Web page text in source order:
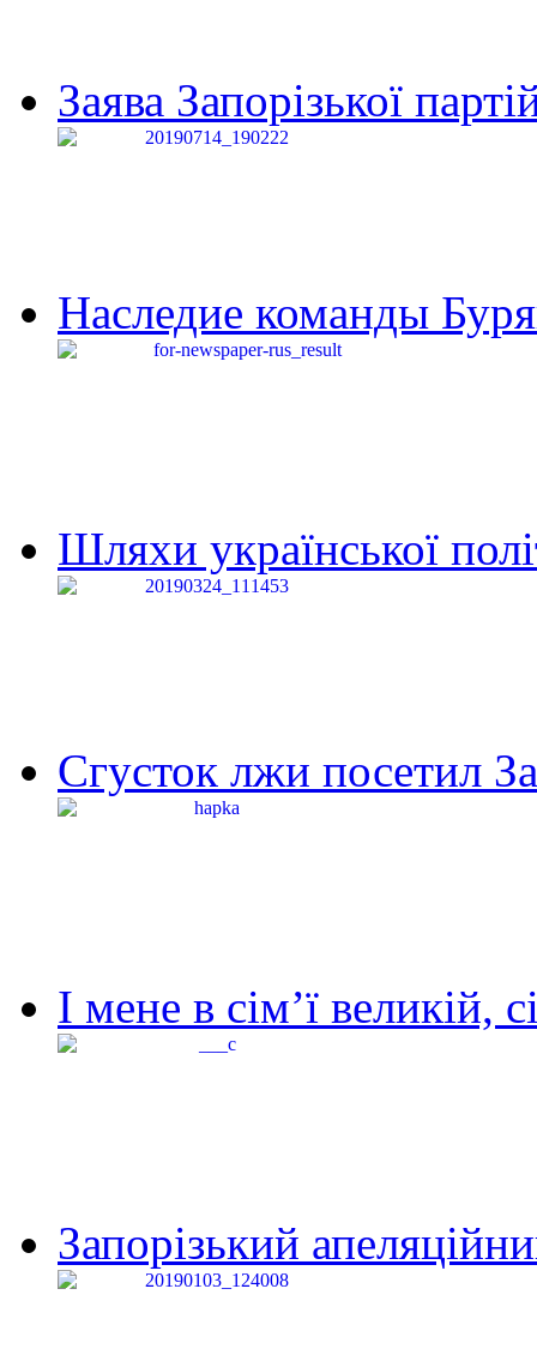
Заява Запорізької
Наследие команды
Шляхи української
Сгусток лжи посетил
І мене в сім’ї великій,
Запорізький